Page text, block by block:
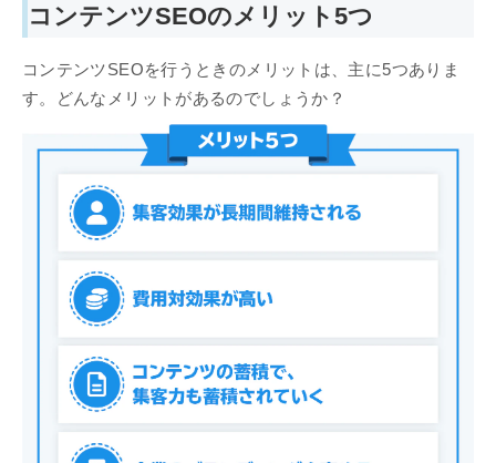
コンテンツSEOのメリット5つ
コンテンツSEOを行うときのメリットは、主に5つありま
す。どんなメリットがあるのでしょうか？